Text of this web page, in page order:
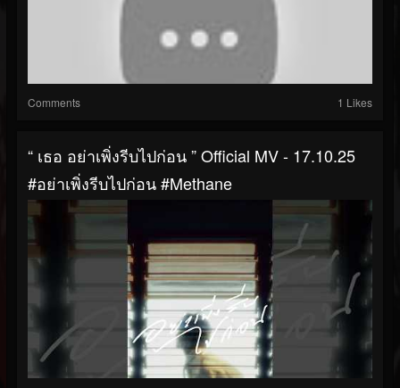
Comments 1 Likes
“ เธอ อย่าเพิ่งรีบไปก่อน ” Official MV - 17.10.25
#อย่าเพิ่งรีบไปก่อน #Methane